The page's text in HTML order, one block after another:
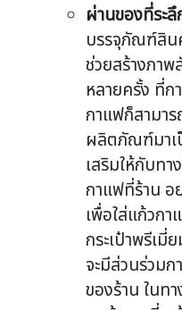
ผ่านของที่ระลึ
บรรจุภัณฑ์สิน
ช่วยสร้างภา
หลายครั้ง ที่ก
กาแฟก็สามา
ผลิตภัณฑ์มาเ
เสริมให้กับท
กาแฟที่ร้าน อ
เพื่อใส่แก้วก
กระเป๋าพรีเมี่
จะมีส่วนร่วม
ของร้าน ในท